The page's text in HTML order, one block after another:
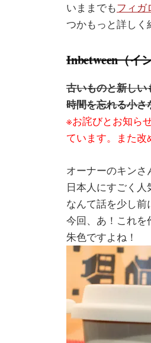
いままでもフィガ
つかもっと詳しく
Inbetween（イ
古いものと新しい
時間を忘れる小
※お詫びとお知ら
ています。また改
オーナーのキンさ
日本人にすごく人
なんて話を少し前
今回、あ！これ
朱色ですよね！